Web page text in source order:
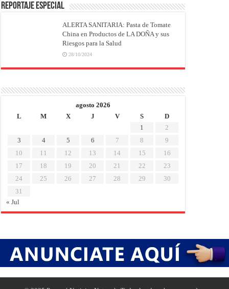
REPORTAJE ESPECIAL
ALERTA SANITARIA: Pasta de Tomate
China en Productos de LA DOÑA y sus
Riesgos para la Salud
28/10/2024
agosto 2026
L
M X J V S
D
1
2
3
4 5 6 7 8
9
10
11 12 13 14 15
16
17
18 19 20 21 22
23
24
25 26 27 28 29
30
31
« Jul